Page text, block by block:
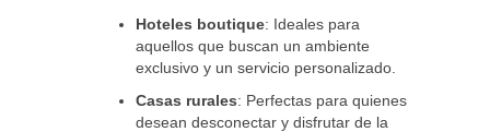
Hoteles boutique: Ideales para
aquellos que buscan un ambiente
exclusivo y un servicio personalizado.
Casas rurales: Perfectas para quienes
desean desconectar y disfrutar de la